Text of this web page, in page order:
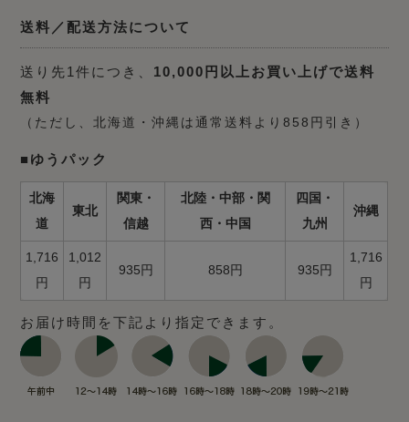
送料／配送方法について
送り先1件につき、 10,000円以上お買い上げで送料
無料
（ただし、北海道・沖縄は通常送料より858円引き）
■ゆうパック
北海
道
東北
関東・
信越
北陸・中部・関
西・中国
四国・
九州
沖縄
1,716
円
1,012
円
935円 858円 935円
1,716
円
お届け時間を下記より指定できます。